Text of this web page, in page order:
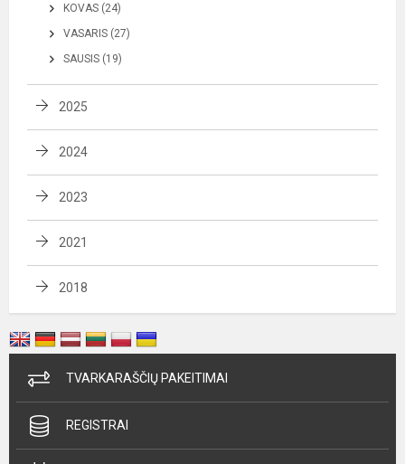
KOVAS (24)
VASARIS (27)
SAUSIS (19)
2025
2024
2023
2021
2018
TVARKARAŠČIŲ PAKEITIMAI
REGISTRAI